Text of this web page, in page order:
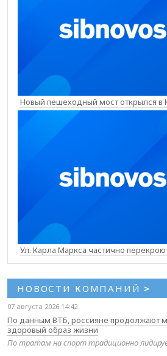
Новый пешеходный мост открылся в
Ул. Карла Маркса частично
НОВОСТИ КОМПАНИЙ >
07 августа 2026 14:42
По данным ВТБ, россияне продолжают
здоровый образ жизни
По тратам на спорт традиционно